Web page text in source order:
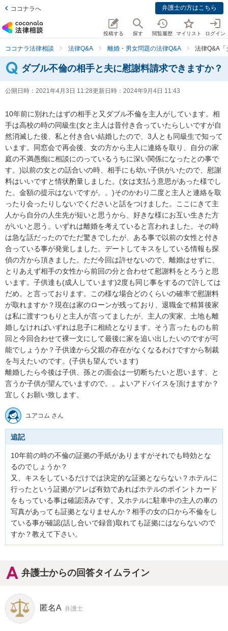
ココナラへ 弁護士の方はこちら
投稿する 探す 閲覧履歴 マイリスト ログイン
ココナラ法律相談 法律Q&A 離婚・男女問題の法律Q&A 法律Q&A
ダブル不倫の相手と夫に慰謝料請求できますか？
公開日時： 2021年4月3日 11:28更新日時： 2024年9月4日 11:43
10年前に別れたはずの相手と又ダブル不倫を主人がしています。相
手は高校の時の同級生(女と主人は昔付き合っていたらしいですが自
然消滅した後、私と付き合い結婚したので、3人とも同級生で知って
います。同窓会で再会後、女の方から主人に連絡を取り、自分の家
庭の不満愚痴に相談にのっているうちに深い関係になったとの事で
す。)以前の女との話合いの時、相手にも幼い子供がいたので、慰謝
料はいいですと情状酌量しました。(女は支払う意思があった様でし
た。金額の提示はないですが。。)そのかわり二度と主人と連絡を取
ったり会ったりしないでくださいと話をつけました。ここにきて主
人から自分の人生先が短いと思うから、好きな様にお互い生きた方
がいいと思う。いずれは離婚を考えていると言われました。その時
は急な話だったのでただ驚きでしたが、ある事で以前の女性と付き
合っている事が発覚しました。デートしてキスをしている情報も探
偵の方から頂きました。ただ今回は許せないので、離婚はせずに、
とりあえず相手の女性から前回の分と合わせて慰謝料をとろうと思
います。子供達も(成人しています)2度も同じ事をするので許しては
だめ。と言っております。この様な場合どのくらいの確率で慰謝料
が取れますか？現在は家のローンが残っており、退職金で精算後家
は私に渡すつもりと主人が言ってましたが、主人の実家、土地も離
婚しなければいずれは息子に相続となります。そう言ったものも前
回と今回合わせて裸一文にして最後に家を追い出したいのですが可
能でしょうか？子供達から父親の存在がなくなるわけですから制裁
を与えたいのです。(子供も望んでいます)
離婚したら今後は子供、孫との面会は一切断ちたいと思います、と
言うか子供が望んでいますので。。よいアドバイスを頂けますか？
宜しくお願い致します。
ユアコム さん
追記
10年前の時の不倫の証拠の手紙がありますがそれでも時効とな
るのでしょうか？
又、キスをしているだけでは決定的な証拠とならない？ホテルに
行ったという証拠がアレば有効であればホテルのポイントカード
をもっている事は確認済みです。又ホテルに駐車中の主人の車の
写真があっても証拠となりませんか？相手の女の口から不倫をし
ている事が確認(話し合いで録音)取れても証拠にはならないので
すか？教えて下さい。
弁護士からの回答タイムライン
匿名A 弁護士